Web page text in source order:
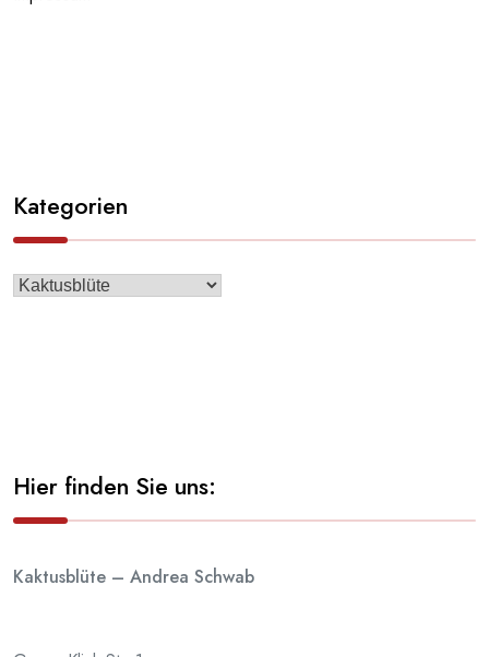
Kategorien
Hier finden Sie uns:
Kaktusblüte – Andrea Schwab